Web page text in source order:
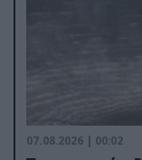
07.08.2026 | 00:02